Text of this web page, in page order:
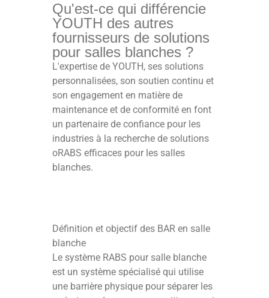
Qu'est-ce qui différencie
YOUTH des autres
fournisseurs de solutions
pour salles blanches ?
L'expertise de YOUTH, ses solutions
personnalisées, son soutien continu et
son engagement en matière de
maintenance et de conformité en font
un partenaire de confiance pour les
industries à la recherche de solutions
oRABS efficaces pour les salles
blanches.
Définition et objectif des BAR en salle
blanche
Le système RABS pour salle blanche
est un système spécialisé qui utilise
une barrière physique pour séparer les